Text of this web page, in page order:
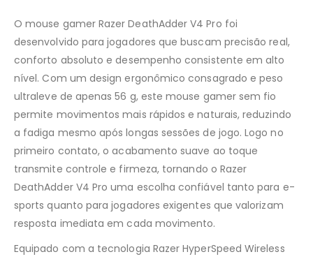
O mouse gamer Razer DeathAdder V4 Pro foi
desenvolvido para jogadores que buscam precisão real,
conforto absoluto e desempenho consistente em alto
nível. Com um design ergonômico consagrado e peso
ultraleve de apenas 56 g, este mouse gamer sem fio
permite movimentos mais rápidos e naturais, reduzindo
a fadiga mesmo após longas sessões de jogo. Logo no
primeiro contato, o acabamento suave ao toque
transmite controle e firmeza, tornando o Razer
DeathAdder V4 Pro uma escolha confiável tanto para e-
sports quanto para jogadores exigentes que valorizam
resposta imediata em cada movimento.
Equipado com a tecnologia Razer HyperSpeed Wireless